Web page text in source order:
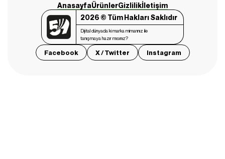
AnasayfaÜrünlerGizlilikİletişim
2026 © Tüm Hakları Saklıdır
Dijital dünyada ki marka mimarınız ile
tanışmaya hazır mısınız?
Facebook X / Twitter Instagram